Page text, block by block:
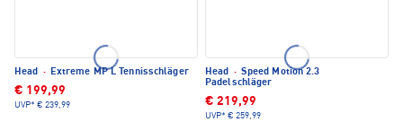
Head · Extreme MP L Tennisschläger
€ 199,99
UVP* € 239,99
Head · Speed Motion 2.3
Padelschläger
€ 219,99
UVP* € 259,99